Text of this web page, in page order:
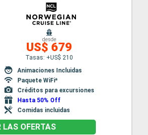
desde
US$ 679
Tasas: +US$ 210
Animaciones Incluidas
Paquete WiFi*
Créditos para excursiones
Hasta 50% Off
Comidas incluidas
LAS OFERTAS